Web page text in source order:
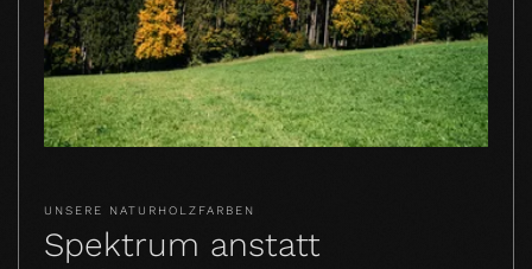
UNSERE NATURHOLZFARBEN
Spektrum anstatt